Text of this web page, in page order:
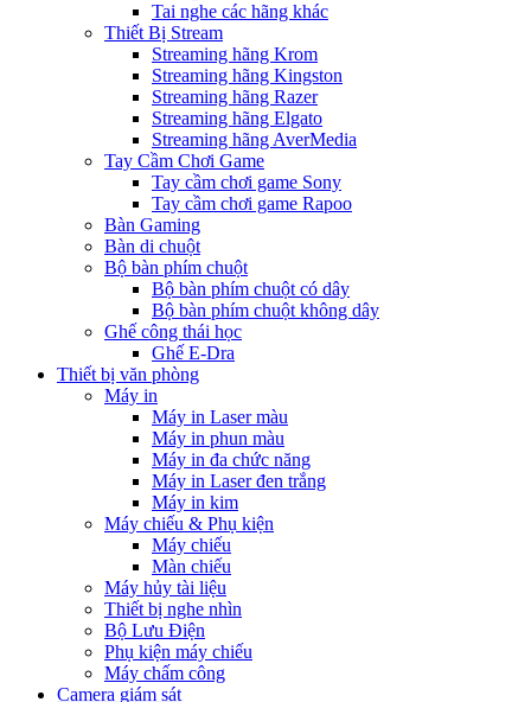
Tai nghe các hãng khác
Thiết Bị Stream
Streaming hãng Krom
Streaming hãng Kingston
Streaming hãng Razer
Streaming hãng Elgato
Streaming hãng AverMedia
Tay Cầm Chơi Game
Tay cầm chơi game Sony
Tay cầm chơi game Rapoo
Bàn Gaming
Bàn di chuột
Bộ bàn phím chuột
Bộ bàn phím chuột có dây
Bộ bàn phím chuột không dây
Ghế công thái học
Ghế E-Dra
Thiết bị văn phòng
Máy in
Máy in Laser màu
Máy in phun màu
Máy in đa chức năng
Máy in Laser đen trắng
Máy in kim
Máy chiếu & Phụ kiện
Máy chiếu
Màn chiếu
Máy hủy tài liệu
Thiết bị nghe nhìn
Bộ Lưu Điện
Phụ kiện máy chiếu
Máy chấm công
Camera giám sát